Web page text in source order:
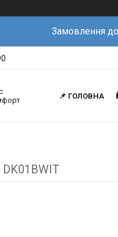
Замовлення
📌 ГОЛОВНА